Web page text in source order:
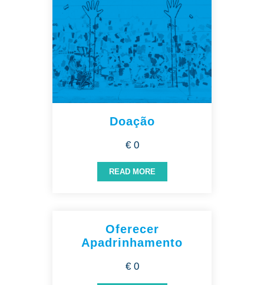
Doação
€ 0
READ MORE
Oferecer
Apadrinhamento
€ 0